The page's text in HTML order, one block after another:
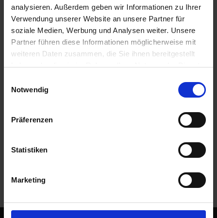
analysieren. Außerdem geben wir Informationen zu Ihrer
Verwendung unserer Website an unsere Partner für
soziale Medien, Werbung und Analysen weiter. Unsere
Partner führen diese Informationen möglicherweise mit
weiteren Daten zusammen, die Sie ihnen bereitgestellt
haben oder die sie im Rahmen Ihrer Nutzung der Dienste
Cookies, wenn Sie unsere Webseite weiterhin nutzen.
Notwendig
Präferenzen
Statistiken
Marketing
In denWarenkorb
Merken Bewerten
Artikel Nr.: 3312019
30x4x27 Tellerrand innen. Preis pro Stück. Wenn Ihr
Bewertungen